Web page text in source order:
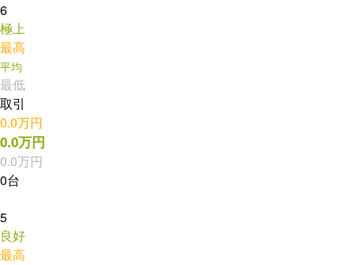
6
極上
最高
平均
最低
取引
0.0万円
0.0万円
0.0万円
0台
5
良好
最高